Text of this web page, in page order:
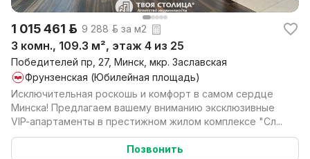
1 015 461 р. 9 288 р. за м2
3 комн., 109.3 м², этаж 4 из 25
Победителей пр, 27, Минск, мкр. Заславская
Фрунзенская (Юбилейная площадь)
Исключительная роскошь и комфорт в самом сердце
Минска! Предлагаем вашему вниманию эксклюзивные
VIP-апартаменты в престижном жилом комплексе "Сл...
Позвонить